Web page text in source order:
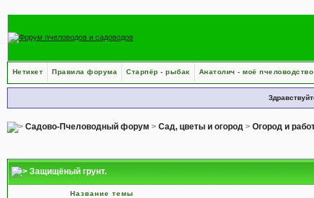
Нетикет Правила форума Старпёр - рыбак Анатолич - моё пчеловодство
Садово-Пчеловодный форум > Сад, цветы и огород> Огород и
Защищёный грунт.
Название темы